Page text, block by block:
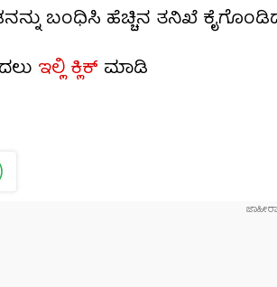
ಬಂಧಿಸಿ ಹೆಚ್ಚಿನ ತನಿಖೆ
ಇಲ್ಲಿ ಕ್ಲಿಕ್ ಮಾಡಿ